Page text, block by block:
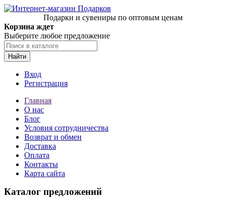
Подарки и сувениры по оптовым ценам
Корзина ждет
Выберите любое предложение
Найти
Вход
Регистрация
Главная
О нас
Блог
Условия сотрудничества
Возврат и обмен
Доставка
Оплата
Контакты
Карта сайта
Каталог предложений